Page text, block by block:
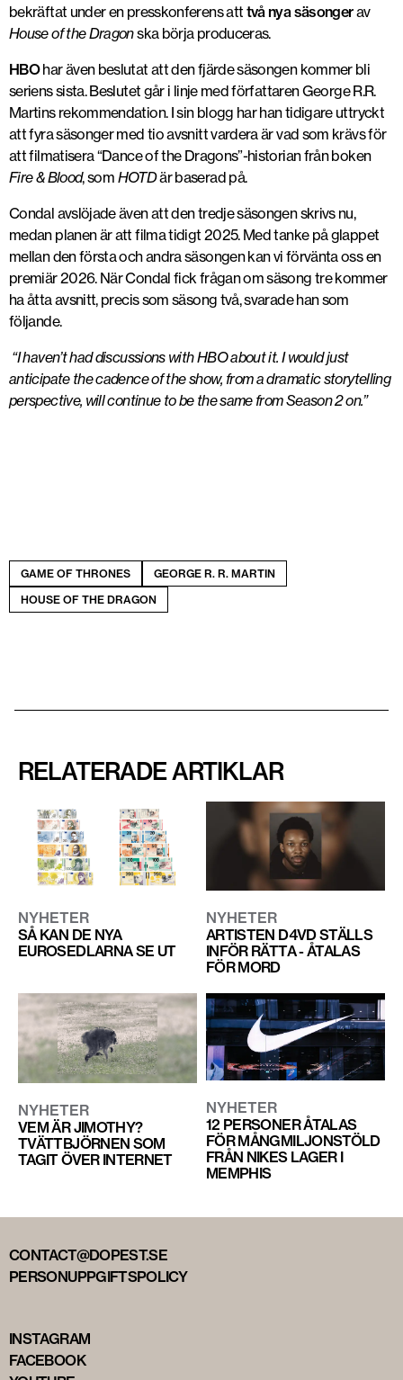
bekräftat under en presskonferens att två nya säsongerav
House of the Dragonska börja produceras.
HBOhar även beslutat att den fjärde säsongen kommer bli
seriens sista. Beslutet går i linje med författaren George R.R.
Martins rekommendation. I sin blogg har han tidigare uttryckt
att fyra säsonger med tio avsnitt vardera är vad som krävs för
att filmatisera “Dance of the Dragons”-historian från boken
Fire & Blood, som HOTDär baserad på.
Condal avslöjade även att den tredje säsongen skrivs nu,
medan planen är att filma tidigt 2025. Med tanke på glappet
mellan den första och andra säsongen kan vi förvänta oss en
premiär 2026. När Condal fick frågan om säsong tre kommer
ha åtta avsnitt, precis som säsong två, svarade han som
följande.
“I haven’t had discussions with HBO about it. I would just
anticipate the cadence of the show, from a dramatic storytelling
perspective, will continue to be the same from Season 2 on.”
GAME OF THRONES
GEORGE R. R. MARTIN
HOUSE OF THE DRAGON
RELATERADE ARTIKLAR
NYHETER
SÅ KAN DE NYA
EUROSEDLARNA SE UT
NYHETER
ARTISTEN D4VD STÄLLS
INFÖR RÄTTA - ÅTALAS
FÖR MORD
NYHETER
VEM ÄR JIMOTHY?
TVÄTTBJÖRNEN SOM
TAGIT ÖVER INTERNET
NYHETER
12 PERSONER ÅTALAS
FÖR MÅNGMILJONSTÖLD
FRÅN NIKES LAGER I
MEMPHIS
CONTACT@DOPEST.SE
PERSONUPPGIFTSPOLICY
INSTAGRAM
FACEBOOK